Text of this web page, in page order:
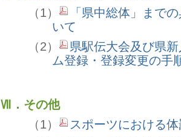
（1）
「県中総体」まで
いて
（2）
県駅伝大会及び県
ム登録・登録変更の手
Ⅶ．その他
（1）
スポーツにおける